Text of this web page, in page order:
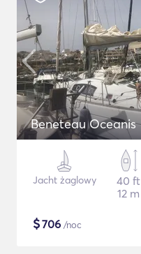
Beneteau Oceanis
Jacht żaglowy
40 ft
12 m
$706 /noc